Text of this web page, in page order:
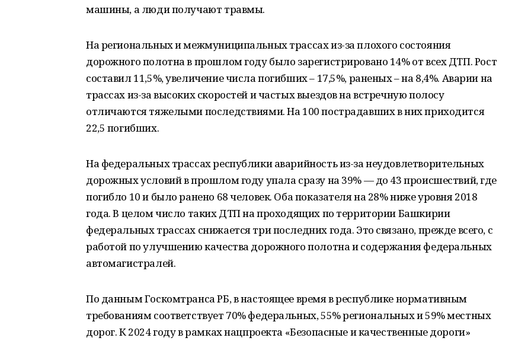
машины, а люди получают травмы.
На региональных и межмуниципальных трассах из-за плохого состояния
дорожного полотна в прошлом году было зарегистрировано 14% от всех ДТП. Рост
составил 11,5%, увеличение числа погибших – 17,5%, раненых – на 8,4%. Аварии на
трассах из-за высоких скоростей и частых выездов на встречную полосу
отличаются тяжелыми последствиями. На 100 пострадавших в них приходится
22,5 погибших.
На федеральных трассах республики аварийность из-за неудовлетворительных
дорожных условий в прошлом году упала сразу на 39% — до 43 происшествий, где
погибло 10 и было ранено 68 человек. Оба показателя на 28% ниже уровня 2018
года. В целом число таких ДТП на проходящих по территории Башкирии
федеральных трассах снижается три последних года. Это связано, прежде всего, с
работой по улучшению качества дорожного полотна и содержания федеральных
автомагистралей.
По данным Госкомтранса РБ, в настоящее время в республике нормативным
требованиям соответствует 70% федеральных, 55% региональных и 59% местных
дорог. К 2024 году в рамках нацпроекта «Безопасные и качественные дороги»